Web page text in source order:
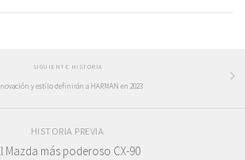
SIGUIENTE HISTORIA
y estilo definirán a HARMAN en 2023
HISTORIA PREVIA
Mazda más poderoso CX-90